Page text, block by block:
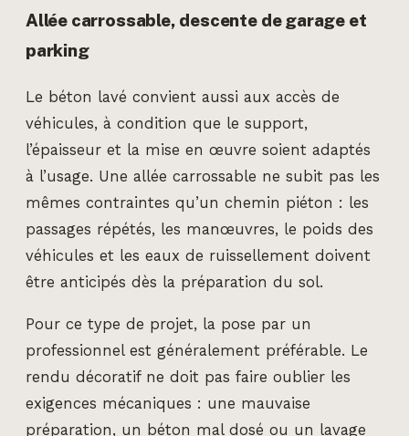
Allée carrossable, descente de garage et
parking
Le béton lavé convient aussi aux accès de
véhicules, à condition que le support,
l’épaisseur et la mise en œuvre soient adaptés
à l’usage. Une allée carrossable ne subit pas les
mêmes contraintes qu’un chemin piéton : les
passages répétés, les manœuvres, le poids des
véhicules et les eaux de ruissellement doivent
être anticipés dès la préparation du sol.
Pour ce type de projet, la pose par un
professionnel est généralement préférable. Le
rendu décoratif ne doit pas faire oublier les
exigences mécaniques : une mauvaise
préparation, un béton mal dosé ou un lavage